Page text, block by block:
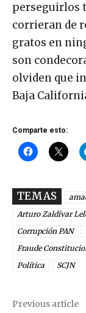
perseguirlos
corrieran de
gratos en
son
olviden que
Baja
Comparte esto:
TEMAS
Arturo Zaldívar
Corrupción PAN
Fraude
Política
SCJN
Previous article